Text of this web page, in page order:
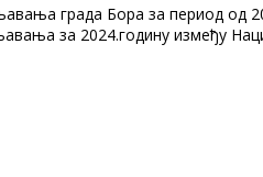
града Бора за период од
за 2024.годину између